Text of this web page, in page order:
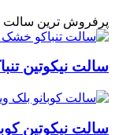
پرفروش ترین سالت
سالت نیکوتین
سالت نیکوتین